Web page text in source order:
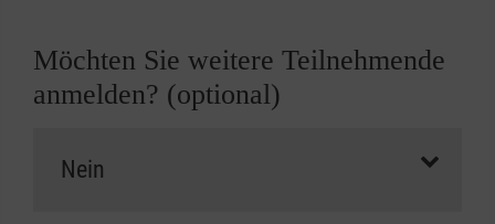
Möchten Sie weitere Teilnehmende
anmelden? (optional)